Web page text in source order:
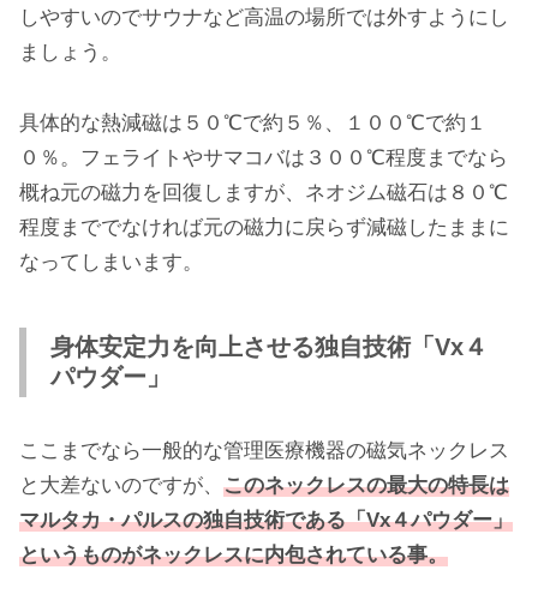
しやすいのでサウナなど高温の場所では外すようにし
ましょう。
具体的な熱減磁は５０℃で約５％、１００℃で約１
０％。フェライトやサマコバは３００℃程度までなら
概ね元の磁力を回復しますが、ネオジム磁石は８０℃
程度まででなければ元の磁力に戻らず減磁したままに
なってしまいます。
身体安定力を向上させる独自技術「Vx４
パウダー」
ここまでなら一般的な管理医療機器の磁気ネックレス
と大差ないのですが、 このネックレスの最大の特長は
マルタカ・パルスの独自技術である「Vx４パウダー」
というものがネックレスに内包されている事。